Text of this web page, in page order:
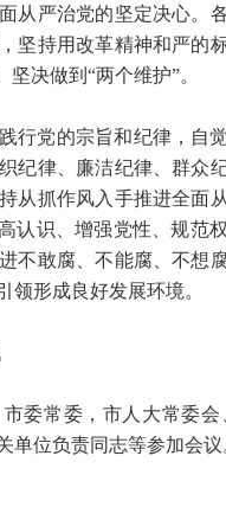
从严治党的坚定决心。
坚持用改革精神和严的
决做到“两个维护”。
行党的宗旨和纪律，自
纪律、廉洁纪律、群众
从抓作风入手推进全面
认识、增强党性、规范
不敢腐、不能腐、不想
领形成良好发展环境。
委常委，市人大常委
单位负责同志等参加会议